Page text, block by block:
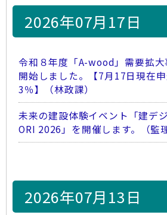
2026年07月17日
令和８年度「A-wood」需要拡大
開始しました。【7月17日現在
3％】（林政課）
未来の建設体験イベント「建デ
ORI 2026」を開催します。（監
2026年07月13日